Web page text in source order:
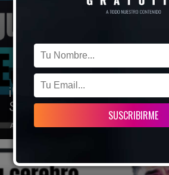
AMOR Y ROMANCE
¡Cómo SALIR de la
Siempre!
Alex Vidal